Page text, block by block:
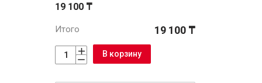
19 100 ₸
Итого 19 100 ₸
В корзину